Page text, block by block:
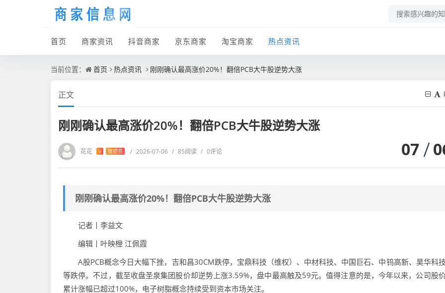
首页 商家资讯 抖音商家 京东商家 淘宝商家 热点资讯
当前位置： 首页 热点资讯 刚刚确认最高涨价20%！翻倍PCB大牛股逆势大涨
正文
刚刚确认最高涨价20%！翻倍PCB大牛股逆势大涨
花花 V 管理员 / 2026-07-06 / 85阅读 / 0评论 07
刚刚确认最高涨价20%！翻倍PCB大牛股逆势大涨
记者丨李益文
编辑丨叶映橙 江佩霞
A股PCB概念今日大幅下挫，吉和昌30CM跌停，宝鼎科技（维权）、中材科技、中国巨石、中钨高新、昊华科技
等跌停。不过，截至收盘圣泉集团股价却逆势上涨3.59%，盘中最高触及59元。值得注意的是，今年以来，公司股
累计涨幅已超过100%，电子树脂概念持续受到资本市场关注。